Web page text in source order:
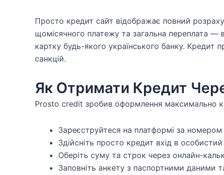
Просто кредит сайт відображає повний
щомісячного платежу та загальна переплата
картку будь-якого українського банку.
санкцій.
Як Отримати Кредит
Prosto credit зробив оформлення максимально
Зареєструйтеся на платформі за
Здійсніть просто кредит вхід в особистий
Оберіть суму та строк через онлайн-
Заповніть анкету з паспортними даними